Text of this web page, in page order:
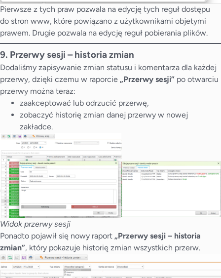
Pierwsze z tych praw pozwala na edycję tych reguł dostępu
do stron www, które powiązano z użytkownikami objetymi
prawem. Drugie pozwala na edycję reguł pobierania plików.
9. Przerwy sesji – historia zmian
Dodaliśmy zapisywanie zmian statusu i komentarza dla każdej
przerwy, dzięki czemu w raporcie „Przerwy sesji” po otwarciu
przerwy można teraz:
zaakceptować lub odrzucić przerwę,
zobaczyć historię zmian danej przerwy w nowej
zakładce.
Widok przerwy sesji
Ponadto pojawił się nowy raport „Przerwy sesji – historia
zmian”, który pokazuje historię zmian wszystkich przerw.